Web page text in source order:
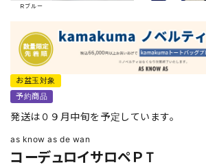
Ｒブルー
お盆玉対象
予約商品
発送は０９月中旬を予定しています。
as know as de wan
コーデュロイサロペＰＴ